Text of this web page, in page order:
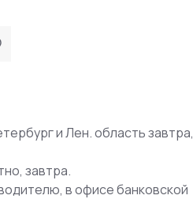
и Лен. область завтра,
завтра.
в офисе банковской